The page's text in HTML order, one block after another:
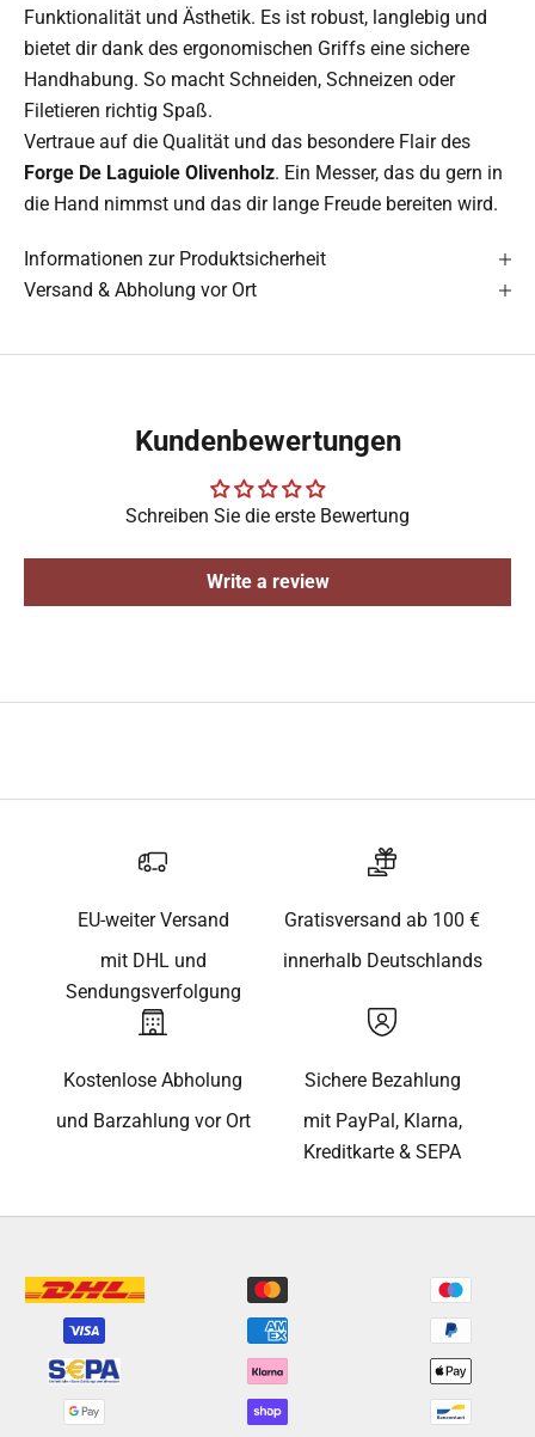
Funktionalität und Ästhetik. Es ist robust, langlebig und
bietet dir dank des ergonomischen Griffs eine sichere
Handhabung. So macht Schneiden, Schneizen oder
Filetieren richtig Spaß.
Vertraue auf die Qualität und das besondere Flair des
Forge De Laguiole Olivenholz. Ein Messer, das du gern in
die Hand nimmst und das dir lange Freude bereiten wird.
Informationen zur Produktsicherheit
Versand & Abholung vor Ort
Kundenbewertungen
Schreiben Sie die erste Bewertung
Write a review
EU-weiter Versand
mit DHL und
Sendungsverfolgung
Gratisversand ab 100 €
innerhalb Deutschlands
Kostenlose Abholung
und Barzahlung vor Ort
Sichere Bezahlung
mit PayPal, Klarna,
Kreditkarte & SEPA